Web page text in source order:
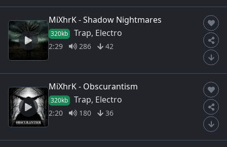
MiXhrK - Shadow Nightmares
320kb Trap, Electro
2:29 286 42
MiXhrK - Obscurantism
320kb Trap, Electro
2:20 180 36